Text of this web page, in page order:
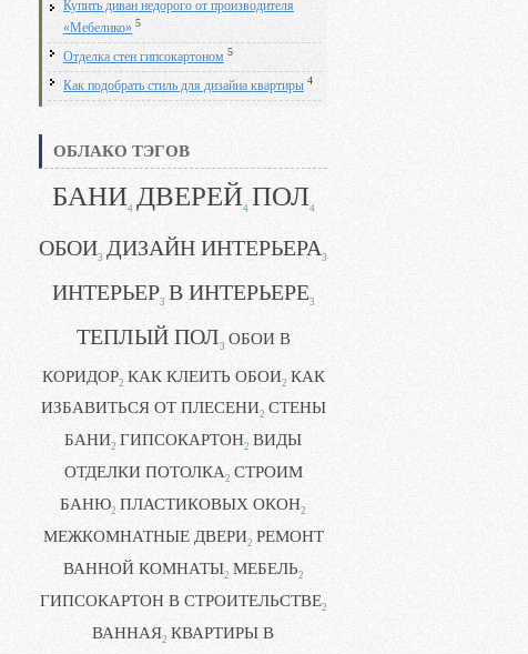
Купить диван недорого от производителя
«Мебелико» 5
Отделка стен гипсокартоном 5
Как подобрать стиль для дизайна квартиры 4
ОБЛАКО ТЭГОВ
БАНИ4 ДВЕРЕЙ4 ПОЛ4
ОБОИ3 ДИЗАЙН ИНТЕРЬЕРА3
ИНТЕРЬЕР3 В ИНТЕРЬЕРЕ3
ТЕПЛЫЙ ПОЛ3 ОБОИ В
КОРИДОР2 КАК КЛЕИТЬ ОБОИ2 КАК
ИЗБАВИТЬСЯ ОТ ПЛЕСЕНИ2 СТЕНЫ
БАНИ2 ГИПСОКАРТОН2 ВИДЫ
ОТДЕЛКИ ПОТОЛКА2 СТРОИМ
БАНЮ2 ПЛАСТИКОВЫХ ОКОН2
МЕЖКОМНАТНЫЕ ДВЕРИ2 РЕМОНТ
ВАННОЙ КОМНАТЫ2 МЕБЕЛЬ2
ГИПСОКАРТОН В СТРОИТЕЛЬСТВЕ2
ВАННАЯ2 КВАРТИРЫ В